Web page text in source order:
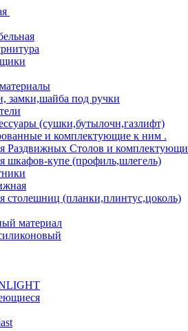
замки,шайба под ручки
(сушки,бутылочн,газлифт)
и комплектующие к ним .
Раздвижных Столов и
шкафов-купе (профиль,шлегель)
столешниц (планки,плинтус,цоколь)
материал